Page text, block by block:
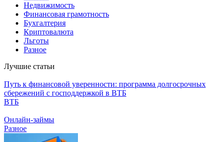
Недвижимость
Финансовая грамотность
Бухгалтерия
Криптовалюта
Льготы
Разное
Лучшие статьи
Путь к финансовой уверенности: программа долгосрочных
сбережений с господдержкой в ВТБ
ВТБ
Онлайн-займы
Разное